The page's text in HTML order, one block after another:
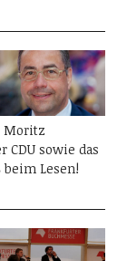
Moritz
sowie das
Lesen!